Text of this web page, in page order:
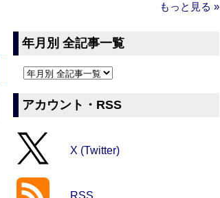
もっと見る »
年月別 全記事一覧
アカウント・RSS
X (Twitter)